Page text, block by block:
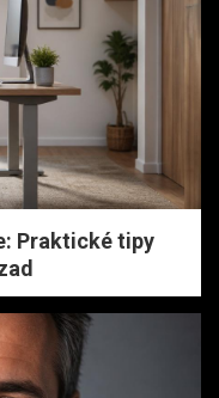
Praktické tipy